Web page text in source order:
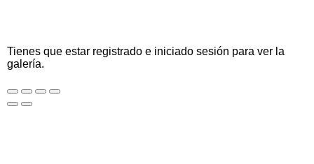
Tienes que estar registrado e iniciado sesión para ver la
galería.